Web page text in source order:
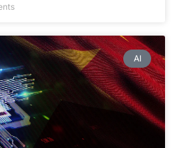
AI